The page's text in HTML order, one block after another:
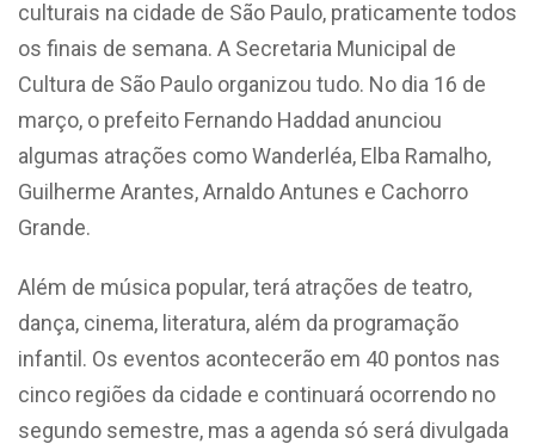
culturais na cidade de São Paulo, praticamente todos
os finais de semana. A Secretaria Municipal de
Cultura de São Paulo organizou tudo. No dia 16 de
março, o prefeito Fernando Haddad anunciou
algumas atrações como Wanderléa, Elba Ramalho,
Guilherme Arantes, Arnaldo Antunes e Cachorro
Grande.
Além de música popular, terá atrações de teatro,
dança, cinema, literatura, além da programação
infantil. Os eventos acontecerão em 40 pontos nas
cinco regiões da cidade e continuará ocorrendo no
segundo semestre, mas a agenda só será divulgada